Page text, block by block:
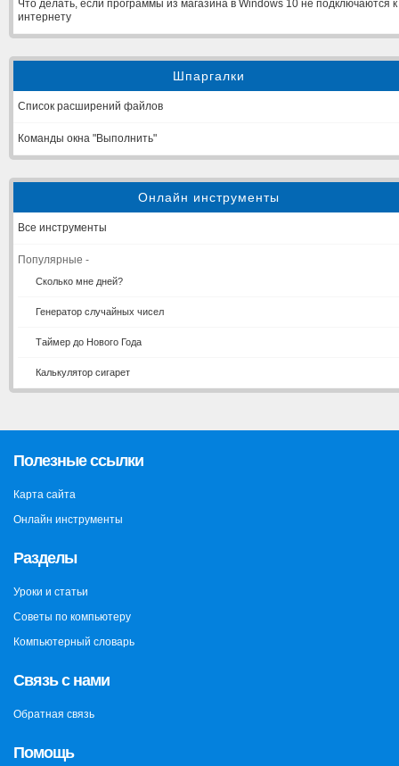
Что делать, если программы из магазина в Windows 10 не подключаются к
интернету
Шпаргалки
Список расширений файлов
Команды окна "Выполнить"
Онлайн инструменты
Все инструменты
Популярные -
Сколько мне дней?
Генератор случайных чисел
Таймер до Нового Года
Калькулятор сигарет
Полезные ссылки
Карта сайта
Онлайн инструменты
Разделы
Уроки и статьи
Советы по компьютеру
Компьютерный словарь
Связь с нами
Обратная связь
Помощь